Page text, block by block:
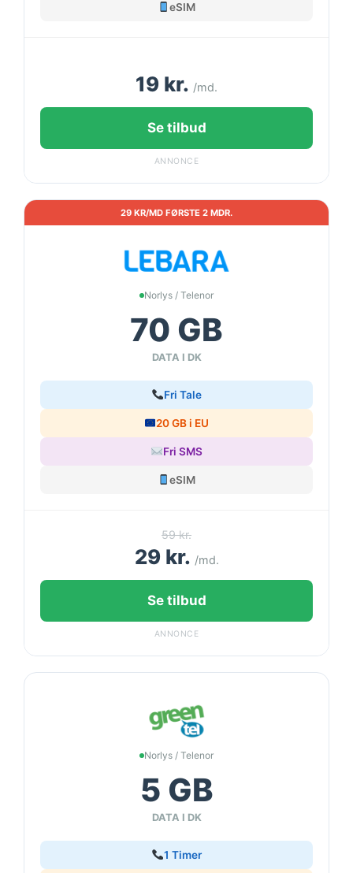
eSIM
19 kr. /md.
Se tilbud
ANNONCE
29 KR/MD FØRSTE 2 MDR.
Norlys / Telenor
70 GB
DATA I DK
Fri Tale
20 GB i EU
Fri SMS
eSIM
59 kr.
29 kr. /md.
Se tilbud
ANNONCE
Norlys / Telenor
5 GB
DATA I DK
1 Timer